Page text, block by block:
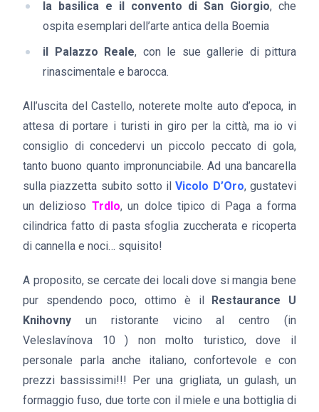
la basilica e il convento di San Giorgio, che
ospita esemplari dell’arte antica della Boemia
il Palazzo Reale, con le sue gallerie di pittura
rinascimentale e barocca.
All’uscita del Castello, noterete molte auto d’epoca, in
attesa di portare i turisti in giro per la città, ma io vi
consiglio di concedervi un piccolo peccato di gola,
tanto buono quanto impronunciabile. Ad una bancarella
sulla piazzetta subito sotto ilVicolo D’Oro, gustatevi
un delizioso Trdlo, un dolce tipico di Paga a forma
cilindrica fatto di pasta sfoglia zuccherata e ricoperta
di cannella e noci… squisito!
A proposito, se cercate dei locali dove si mangia bene
pur spendendo poco, ottimo è il Restaurance U
Knihovny un ristorante vicino al centro (in
Veleslavínova 10 ) non molto turistico, dove il
personale parla anche italiano, confortevole e con
prezzi bassissimi!!! Per una grigliata, un gulash, un
formaggio fuso, due torte con il miele e una bottiglia di